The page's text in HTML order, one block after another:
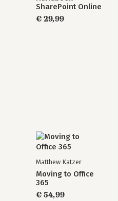
SharePoint Online
€ 29,99
Matthew Katzer
Moving to Office
365
€ 54,99